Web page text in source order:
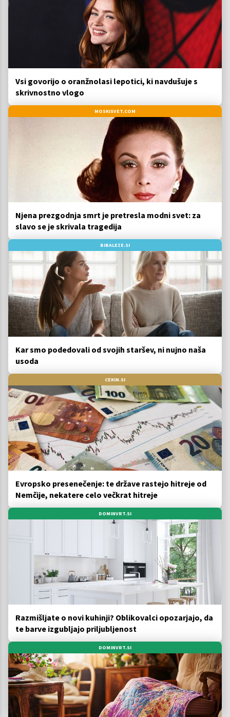
Vsi govorijo o oranžnolasi lepotici, ki navdušuje s
skrivnostno vlogo
MOSKISVET.COM
Njena prezgodnja smrt je pretresla modni svet: za
slavo se je skrivala tragedija
BIBALEZE.SI
Kar smo podedovali od svojih staršev, ni nujno naša
usoda
CEKIN.SI
Evropsko presenečenje: te države rastejo hitreje od
Nemčije, nekatere celo večkrat hitreje
DOMINVRT.SI
Razmišljate o novi kuhinji? Oblikovalci opozarjajo, da
te barve izgubljajo priljubljenost
DOMINVRT.SI